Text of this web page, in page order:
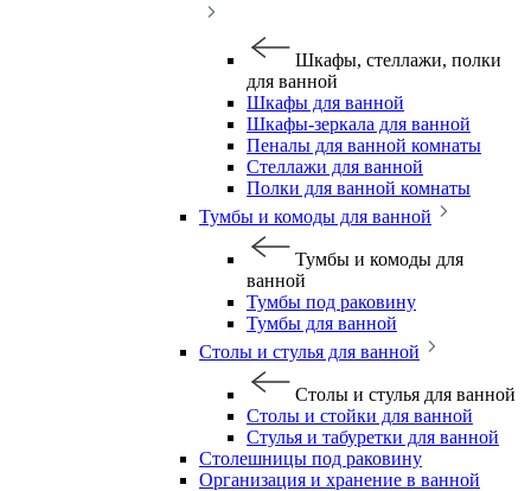
Шкафы, стеллажи, полки
для ванной
Шкафы для ванной
Шкафы-зеркала для ванной
Пеналы для ванной комнаты
Стеллажи для ванной
Полки для ванной комнаты
Тумбы и комоды для ванной
Тумбы и комоды для
ванной
Тумбы под раковину
Тумбы для ванной
Столы и стулья для ванной
Столы и стулья для ванной
Столы и стойки для ванной
Стулья и табуретки для ванной
Столешницы под раковину
Организация и хранение в ванной